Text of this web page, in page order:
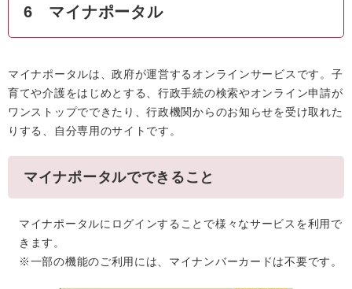
6 マイナポータル
マイナポータルは、政府が運営するオンラインサービスです。子
育てや介護をはじめとする、行政手続の検索やオンライン申請が
ワンストップでできたり、行政機関からのお知らせを受け取れた
りする、自分専用のサイトです。
マイナポータルでできること
マイナポータルにログインすることで様々なサービスを利用で
きます。
※一部の機能のご利用には、マイナンバーカードは不要です。